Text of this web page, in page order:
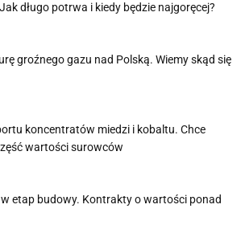
długo potrwa i kiedy będzie najgoręcej?
groźnego gazu nad Polską. Wiemy skąd się
koncentratów miedzi i kobaltu. Chce
wartości surowców
etap budowy. Kontrakty o wartości ponad